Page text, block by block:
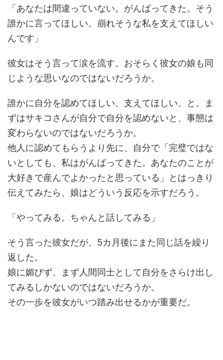
「あなたは間違っていない。がんばってきた。そう
誰かに言ってほしい。崩れそうな私を支えてほしい
んです」
彼女はそう言って涙を流す。おそらく彼女の娘も同
じような思いなのではないだろうか。
誰かに自分を認めてほしい、支えてほしい、と。ま
ずはサキコさんが自分で自分を認めないと、事態は
変わらないのではないだろうか。
他人に認めてもらうより先に、自分で「完璧ではな
いとしても、私はがんばってきた。あなたのことが
大好きで産んでよかったと思っている」とはっきり
伝えてみたら、娘はどういう反応を示すだろう。
「やってみる。ちゃんと話してみる」
そう言った彼女だが、5カ月後にまた同じ話を繰り
返した。
娘に媚びず、まず人間同士として自分をさらけ出し
てみるしかないのではないだろうか。
その一歩を彼女がいつ踏み出せるかが重要だ。